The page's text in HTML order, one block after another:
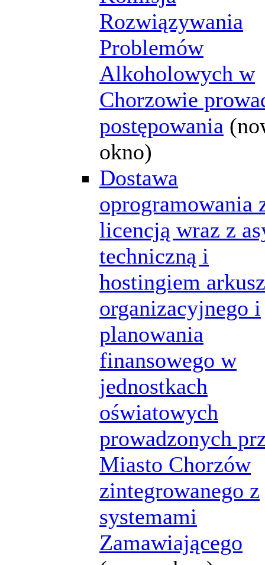
Rozwiązywania
Problemów
Alkoholowych w
Chorzowie
postępowania
okno)
Dostawa
oprogramowania
licencją wraz z
techniczną i
hostingiem
organizacyjnego i
planowania
finansowego w
jednostkach
oświatowych
prowadzonych
Miasto Chorzów
zintegrowanego z
systemami
Zamawiającego